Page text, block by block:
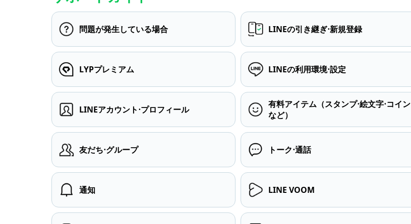
問題が発生している場合 LINEの引き継ぎ⋅新規登録
LYPプレミアム LINEの利用環境⋅設定
LINEアカウント⋅プロフィール
有料アイテム（スタンプ⋅絵文字⋅コイン
など）
友だち⋅グループ トーク⋅通話
通知 LINE VOOM